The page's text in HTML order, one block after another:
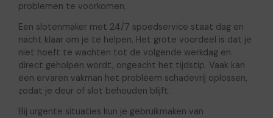
problemen te voorkomen.
Een slotenmaker met 24/7 spoedservice staat dag en
nacht klaar om je te helpen. Het grote voordeel is dat je
niet hoeft te wachten tot de volgende werkdag en
direct geholpen wordt, ongeacht het tijdstip. Vaak kan
een ervaren vakman het probleem schadevrij oplossen,
zodat je deur of slot behouden blijft.
Bij urgente situaties kun je gebruikmaken van